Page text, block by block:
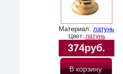
Материал: латунь
Цвет: латунь
374руб.